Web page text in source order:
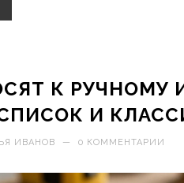
К РУЧНОМУ
И
ИВАНОВ — 0 КОММЕНТАРИИ